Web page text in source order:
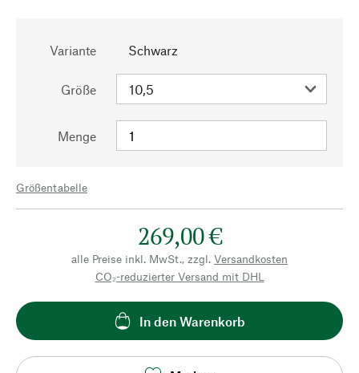
Variante Schwarz
Größe
Menge
Größentabelle
269,00 €
alle Preise inkl. MwSt., zzgl. Versandkosten
CO₂-reduzierter Versand mit DHL
In den Warenkorb